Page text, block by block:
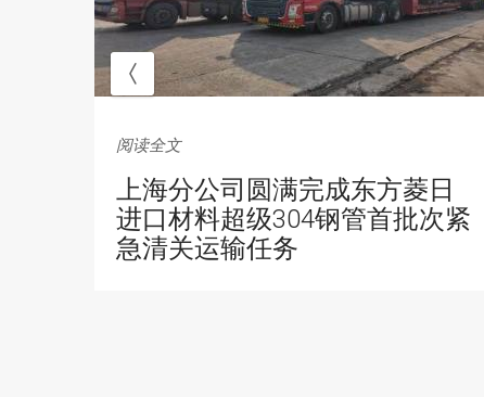
阅读全文
上海分公司圆满完成东方菱日
进口材料超级304钢管首批次紧
急清关运输任务